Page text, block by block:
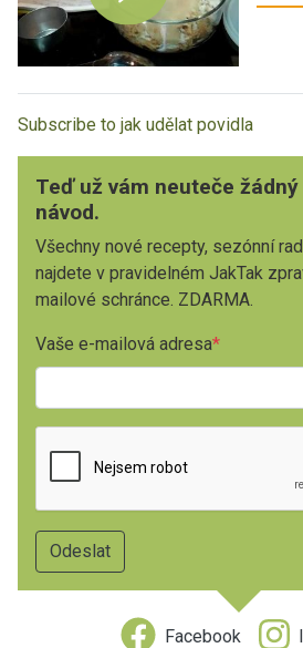
Subscribe to jak udělat povidla
Teď už vám neuteče
návod.
Všechny nové recepty, sezónní
najdete v pravidelném JakTak
mailové schránce. ZDARMA.
Vaše e-mailová adresa
Facebook